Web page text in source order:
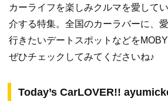
カーライフを楽しみクルマを愛して
介する特集。全国のカーラバーに、
行きたいデートスポットなどを
ぜひチェックしてみてくださいね♪
Today’s CarLOVER!!